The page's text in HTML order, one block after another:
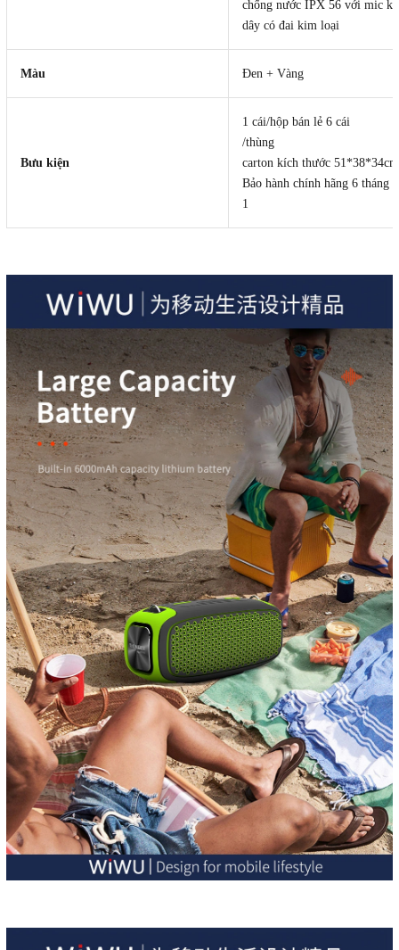
chống nước IPX 56 với mic
dây có đai kim loại
Màu Đen + Vàng
Bưu kiện
1 cái/hộp bán lẻ 6 cái
/thùng
carton kích thước 51*38*34cm
Bảo hành chính hãng 6 tháng
1